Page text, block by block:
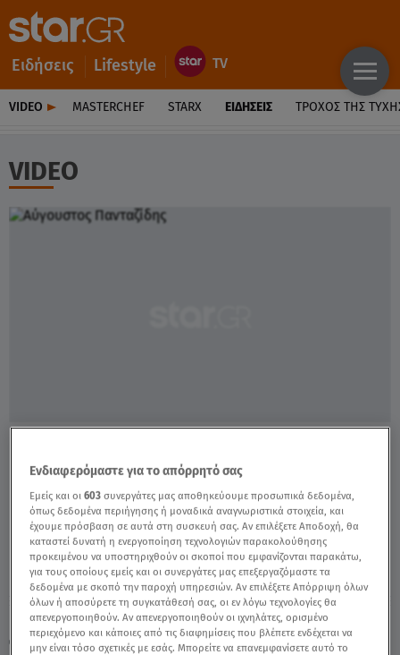
Ειδήσεις Lifestyle
VIDEO MASTERCHEF STARX ΕΙΔΉΣΕΙΣ ΤΡΟΧΌΣ ΤΗΣ
VIDEO
Παρασκευή 7 Αυγούστου 2026
02.04.21, 17:15 ΕΛΛΑΔΑ
Ιδιώτη Αστροναύτη - Video
Ενδιαφερόμαστε για το απόρρητό σας
Εμείς και οι603 συνεργάτες μας αποθηκεύουμε προσωπικά δεδομένα,
όπως δεδομένα περιήγησης ή μοναδικά αναγνωριστικά στοιχεία, και
έχουμε πρόσβαση σε αυτά στη συσκευή σας. Αν επιλέξετε Αποδοχή, θα
καταστεί δυνατή η ενεργοποίηση τεχνολογιών παρακολούθησης
προκειμένου να υποστηριχθούν οι σκοποί που εμφανίζονται παρακάτω,
για τους οποίους εμείς και οι συνεργάτες μας επεξεργαζόμαστε τα
δεδομένα με σκοπό την παροχή υπηρεσιών. Αν επιλέξετε Απόρριψη όλων
όλων ή αποσύρετε τη συγκατάθεσή σας, οι εν λόγω τεχνολογίες θα
απενεργοποιηθούν. Αν απενεργοποιηθούν οι ιχνηλάτες, ορισμένο
περιεχόμενο και κάποιες από τις διαφημίσεις που βλέπετε ενδέχεται να
μην είναι τόσο σχετικές με εσάς. Μπορείτε να επανεμφανίσετε αυτό το